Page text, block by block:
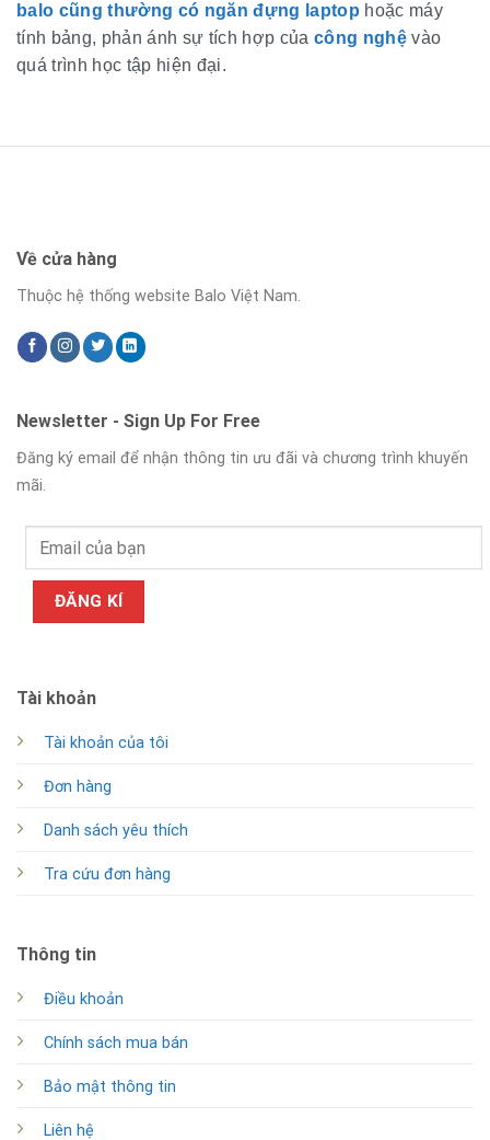
balo cũng thường có ngăn đựng laptop hoặc máy
tính bảng, phản ánh sự tích hợp của công nghệ vào
quá trình học tập hiện đại.
Về cửa hàng
Thuộc hệ thống website Balo Việt Nam.
Tài khoản
Tài khoản của tôi
Đơn hàng
Danh sách yêu thích
Tra cứu đơn hàng
Thông tin
Điều khoản
Chính sách mua bán
Bảo mật thông tin
Liên hệ
Newsletter - Sign Up For Free
Đăng ký email để nhận thông tin ưu đãi và chương trình khuyến
mãi.